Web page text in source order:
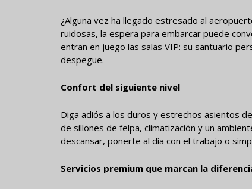
¿Alguna vez ha llegado estresado al
ruidosas, la espera para embarcar puede
entran en juego las salas VIP: su santuario
despegue.
Confort del siguiente nivel
Diga adiós a los duros y estrechos asientos
de sillones de felpa, climatización y un
descansar, ponerte al día con el trabajo o
Servicios premium que marcan la